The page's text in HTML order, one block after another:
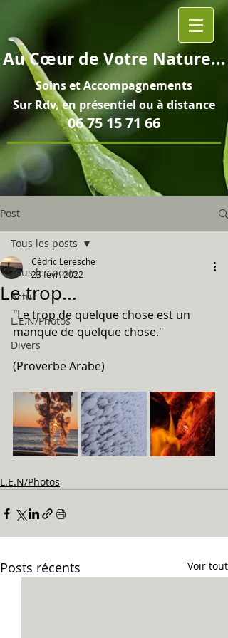
AuCœurde Votre Nature...
Soins etAccompagnements
Sur Rdv, en présentiel ou à distance
06 75 15 71 66
Post
Tous les posts
Actus
L.E.N/Photos
Divers
Tous les posts
Le trop...
Cédric Leresche
23 févr. 2022
"Le trop de quelque chose est un
manque de quelque chose."
(Proverbe Arabe)
L.E.N/Photos
Posts récents Voir tout